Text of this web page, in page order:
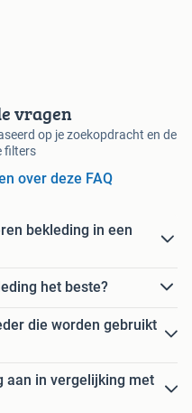
vragen
op je zoekopdracht en de
filters
over deze FAQ
bekleding in een
het beste?
die worden gebruikt
aan in vergelijking met